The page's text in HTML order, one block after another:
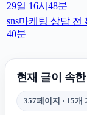
29일 16시48분
sns마케팅 상담 전
40분
현재 글이 속
357페이지 · 15개